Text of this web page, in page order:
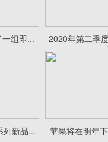
组即... 2020年第二季
列新品... 苹果将在明年